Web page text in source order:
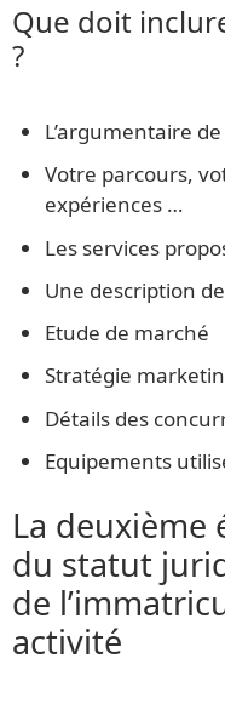
Que doit
?
L’argumentaire
Votre parcours,
expériences …
Les services
Une description
Etude de marché
Stratégie
Détails des
Equipements
La deuxième
du statut
de
activité